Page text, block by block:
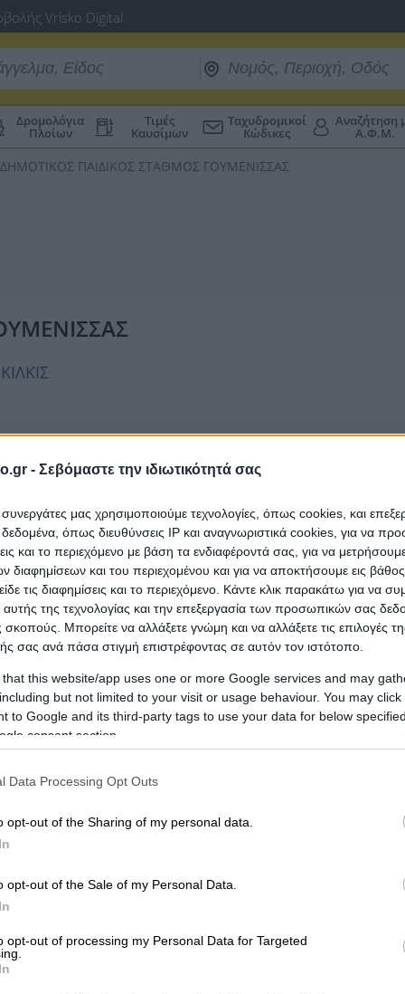
- Σεβόμαστε την ιδιωτικότητά σας
συνεργάτες μας χρησιμοποιούμε τεχνολογίες, όπως cookies, και
όπως διευθύνσεις IP και αναγνωριστικά cookies, για να
και το περιεχόμενο με βάση τα ενδιαφέροντά σας, για να
διαφημίσεων και του περιεχομένου και για να αποκτήσουμε εις
τις διαφημίσεις και το περιεχόμενο. Κάντε κλικ παρακάτω για να
της τεχνολογίας και την επεξεργασία των προσωπικών σας
Μπορείτε να αλλάξετε γνώμη και να αλλάξετε τις επιλογές
σας ανά πάσα στιγμή επιστρέφοντας σε αυτόν τον ιστότοπο.
that this website/app uses one or more Google services and may
but not limited to your visit or usage behaviour. You may
to Google and its third-party tags to use your data for below
consent section.
Data Processing Opt Outs
opt-out of the Sharing of my personal data.
opt-out of the Sale of my Personal Data.
opt-out of processing my Personal Data for Targeted
Vrisko Digital
Δρομολόγια
Πλοίων
Τιμές
Καυσίμων
Ταχυδρομικοί
Κώδικες
Αναζήτηση
Α.Φ.Μ.
ΔΗΜΟΤΙΚΟΣ ΠΑΙΔΙΚΟΣ ΣΤΑΘΜΟΣ ΓΟΥΜΕΝΙΣΣΑΣ
ΠΑΙΔΙΚΟΣ ΣΤΑΘΜΟΣ ΓΟΥΜΕΝΙΣΣΑΣπου ανήκει
Γουμένισσα;
ακόμα αξιολογήσεις
Γίνετε ο πρώτος που θα μοιραστεί την
επιλογή!